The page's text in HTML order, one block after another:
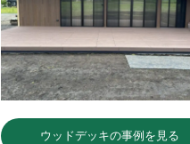
ウッドデッキの事例を見る